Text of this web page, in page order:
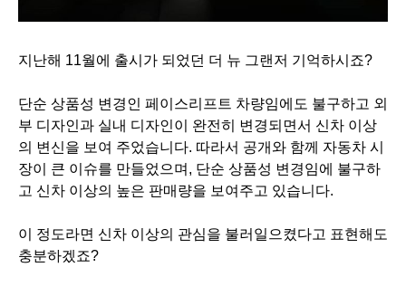
지난해 11월에 출시가 되었던 더 뉴 그랜저 기억하시죠?
단순 상품성 변경인 페이스리프트 차량임에도 불구하고 외
부 디자인과 실내 디자인이 완전히 변경되면서 신차 이상
의 변신을 보여 주었습니다. 따라서 공개와 함께 자동차 시
장이 큰 이슈를 만들었으며, 단순 상품성 변경임에 불구하
고 신차 이상의 높은 판매량을 보여주고 있습니다.
이 정도라면 신차 이상의 관심을 불러일으켰다고 표현해도
충분하겠죠?